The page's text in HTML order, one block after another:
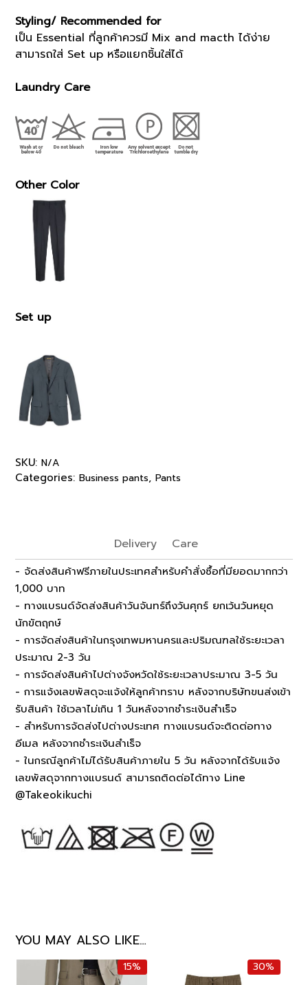
Styling/ Recommended for
เป็น Essential ที่ลูกค้าควรมี Mix and macth ได้ง่าย
สามารถใส่ Set up หรือแยกชิ้นใส่ได้
Laundry Care
Other Color
Set up
SKU: N/A
Categories: Business pants, Pants
Delivery Care
- จัดส่งสินค้าฟรีภายในประเทศสำหรับคำสั่งซื้อที่มียอดมากกว่า
1,000 บาท
- ทางแบรนด์จัดส่งสินค้าวันจันทร์ถึงวันศุกร์ ยกเว้นวันหยุด
นักขัตฤกษ์
- การจัดส่งสินค้าในกรุงเทพมหานครและปริมณฑลใช้ระยะเวลา
ประมาณ 2-3 วัน
- การจัดส่งสินค้าไปต่างจังหวัดใช้ระยะเวลาประมาณ 3-5 วัน
- การแจ้งเลขพัสดุจะแจ้งให้ลูกค้าทราบ หลังจากบริษัทขนส่งเข้า
รับสินค้า ใช้เวลาไม่เกิน 1 วันหลังจากชำระเงินสำเร็จ
- สำหรับการจัดส่งไปต่างประเทศ ทางแบรนด์จะติดต่อทาง
อีเมล หลังจากชำระเงินสำเร็จ
- ในกรณีลูกค้าไม่ได้รับสินค้าภายใน 5 วัน หลังจากได้รับแจ้ง
เลขพัสดุจากทางแบรนด์ สามารถติดต่อได้ทาง Line
@Takeokikuchi
YOU MAY ALSO LIKE…
15% 30%